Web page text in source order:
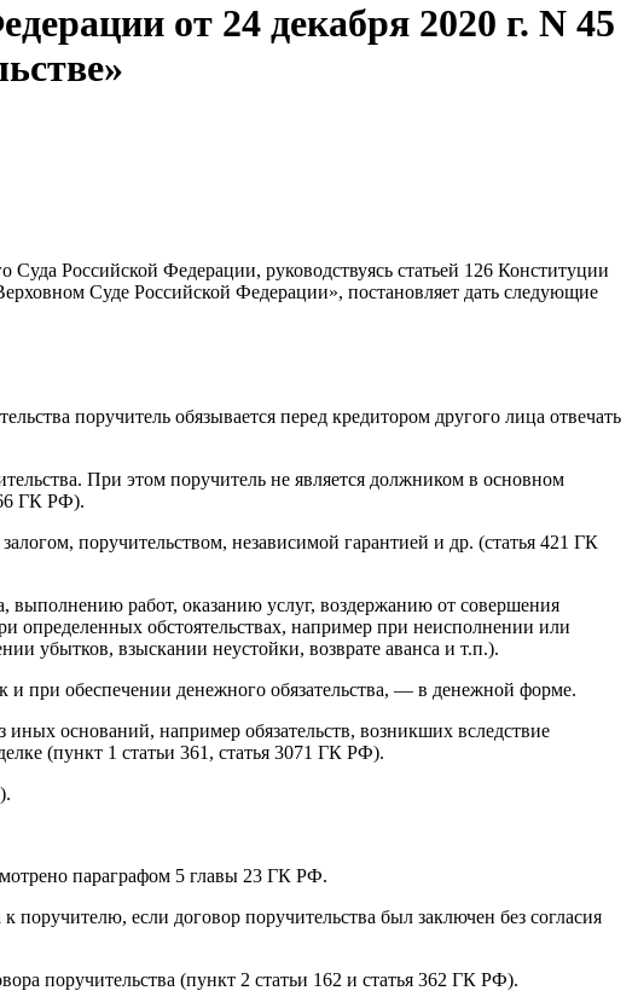
от 24 декабря 2020 г. N 45
Российской Федерации, руководствуясь статьей 126 Конституции
Суде Российской Федерации», постановляет дать следующие
поручитель обязывается перед кредитором другого лица отвечать
При этом поручитель не является должником в основном
ГК РФ).
поручительством, независимой гарантией и др. (статья 421 ГК
выполнению работ, оказанию услуг, воздержанию от совершения
определенных обстоятельствах, например при неисполнении или
убытков, взыскании неустойки, возврате аванса и т.п.).
и при обеспечении денежного обязательства, — в денежной форме.
иных оснований, например обязательств, возникших вследствие
(пункт 1 статьи 361, статья 3071 ГК РФ).
параграфом 5 главы 23 ГК РФ.
если договор поручительства был заключен без согласия
поручительства (пункт 2 статьи 162 и статья 362 ГК РФ).